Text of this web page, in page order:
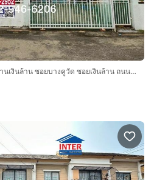
ทาวน์เฮ้าส์ 2 ชั้น 43.8 ตร.ว. หมู่บ้านเงินล้าน ซอยบางคูวัด ซอยเงินล้าน ถนนหมายเลข345 ปทุมธานี เมืองปทุมธานี ปทุมธานี